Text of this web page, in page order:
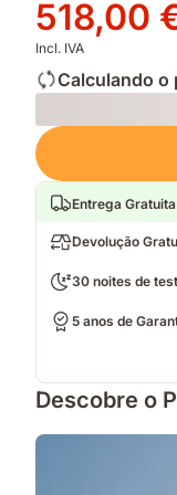
original
1036,00 €
Preço
518,00 €
518,00
Incl. IVA
Calculando o
Loading
Entrega Gratuita
Devolução
30 noites de
5 anos de
Descobre o